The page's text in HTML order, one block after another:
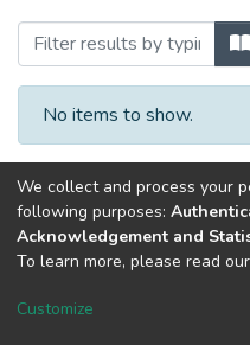
Browsing
No items to show.
DSpace software
Cookie
We collect and process your
following purposes:
Acknowledgement and
To learn more, please read our
Customize